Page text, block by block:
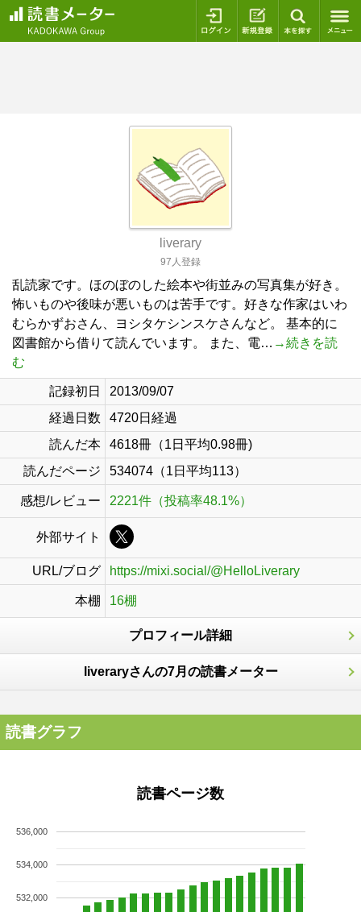
ログイン 新規登録
liverary
97人登録
乱読家です。ほのぼのした絵本や街並みの写真集が好き。
怖いものや後味が悪いものは苦手です。好きな作家はいわ
むらかずおさん、ヨシタケシンスケさんなど。 基本的に
図書館から借りて読んでいます。 また、電… →続きを読
む
記録初日
2013/09/07
経過日数
4720日経過
読んだ本
4618冊（1日平均0.98冊)
読んだページ
534074（1日平均113）
感想/レビュー 2221件（投稿率48.1%）
外部サイト
URL/ブログ https://mixi.social/@HelloLiverary
本棚 16棚
プロフィール詳細
liveraryさんの7月の読書メーター
読書グラフ
読書ページ数
532,000
534,000
536,000